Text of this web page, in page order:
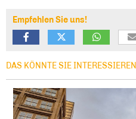
Empfehlen Sie uns!
DAS KÖNNTE SIE INTERESSIEREN